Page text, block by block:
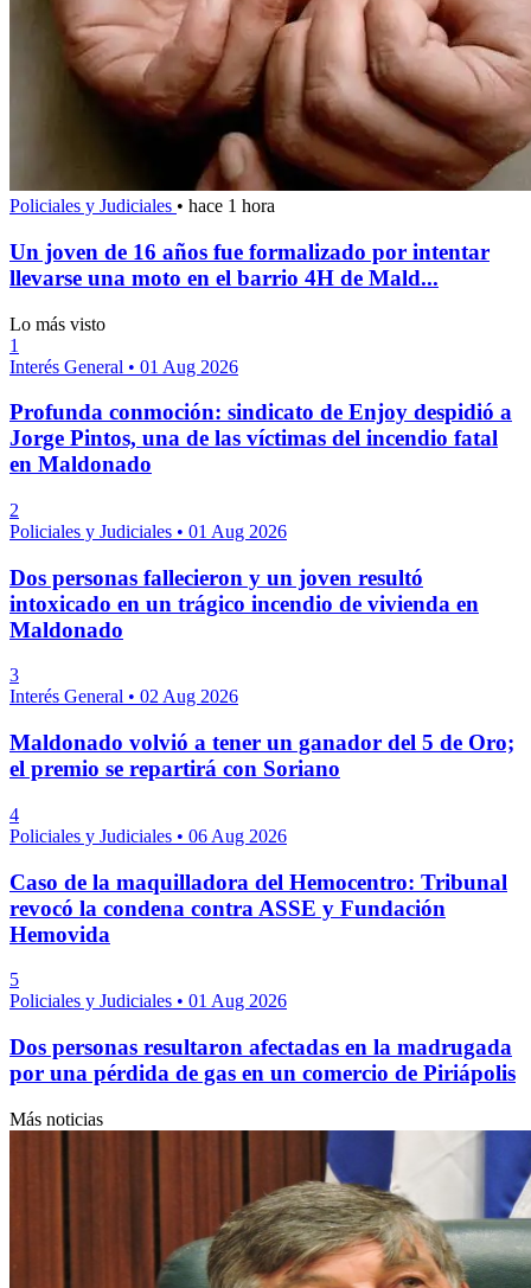
Policiales y Judiciales • hace 1 hora
Un joven de 16 años fue formalizado por intentar
llevarse una moto en el barrio 4H de Mald...
Lo más visto
1
Interés General • 01 Aug 2026
Profunda conmoción: sindicato de Enjoy despidió a
Jorge Pintos, una de las víctimas del incendio fatal
en Maldonado
2
Policiales y Judiciales • 01 Aug 2026
Dos personas fallecieron y un joven resultó
intoxicado en un trágico incendio de vivienda en
Maldonado
3
Interés General • 02 Aug 2026
Maldonado volvió a tener un ganador del 5 de Oro;
el premio se repartirá con Soriano
4
Policiales y Judiciales • 06 Aug 2026
Caso de la maquilladora del Hemocentro: Tribunal
revocó la condena contra ASSE y Fundación
Hemovida
5
Policiales y Judiciales • 01 Aug 2026
Dos personas resultaron afectadas en la madrugada
por una pérdida de gas en un comercio de Piriápolis
Más noticias